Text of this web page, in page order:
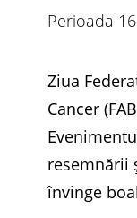
Perioada
Ziua
Cancer
resemnării
învinge